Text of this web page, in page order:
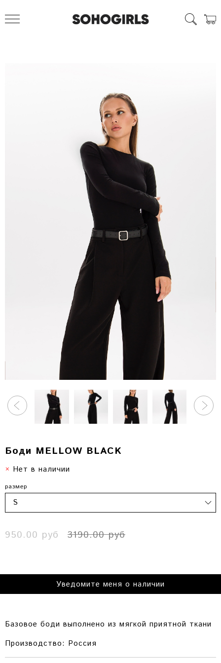
Боди MELLOW BLACK
Нет в наличии
размер
950.00 руб 3190.00 руб
Уведомите меня о наличии
Базовое боди выполнено из мягкой приятной ткани
Производство: Россия